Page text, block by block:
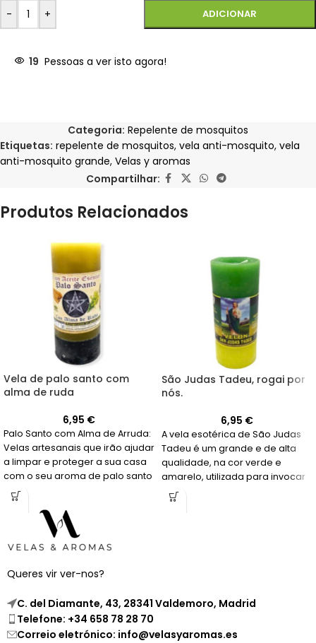
- + ADICIONAR
19 Pessoas a ver isto agora!
Categoria: Repelente de mosquitos
Etiquetas: repelente de mosquitos, vela anti-mosquito, vela
anti-mosquito grande, Velas y aromas
Compartilhar:
Produtos Relacionados
Vela de palo santo com
alma de ruda
6,95 €
Palo Santo com Alma de Arruda:
Velas artesanais que irão ajudar
a limpar e proteger a sua casa
com o seu aroma de palo santo
e arruda. Feitas em Espanha.
São Judas Tadeu, rogai por
nós.
6,95 €
A vela esotérica de São Judas
Tadeu é um grande e de alta
qualidade, na cor verde e
amarelo, utilizada para invocar
a ajuda do santo nos momentos
difíceis.
Queres vir ver-nos?
C. del Diamante, 43, 28341 Valdemoro, Madrid
Telefone: +34 658 78 28 70
Correio eletrónico: info@velasyaromas.es